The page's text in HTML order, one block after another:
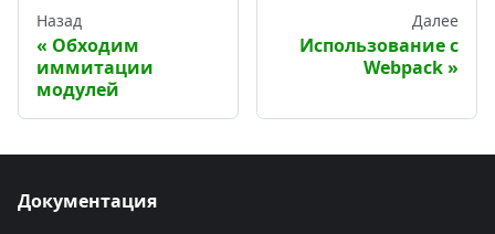
Назад
Обходим
иммитации
модулей
Далее
Использование с
Webpack
Документация